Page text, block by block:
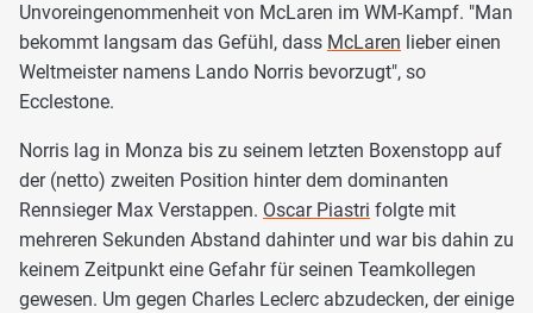
Unvoreingenommenheit von McLaren im WM-Kampf. "Man
bekommt langsam das Gefühl, dass McLaren lieber einen
Weltmeister namens Lando Norris bevorzugt", so
Ecclestone.
Norris lag in Monza bis zu seinem letzten Boxenstopp auf
der (netto) zweiten Position hinter dem dominanten
Rennsieger Max Verstappen. Oscar Piastri folgte mit
mehreren Sekunden Abstand dahinter und war bis dahin zu
keinem Zeitpunkt eine Gefahr für seinen Teamkollegen
gewesen. Um gegen Charles Leclerc abzudecken, der einige